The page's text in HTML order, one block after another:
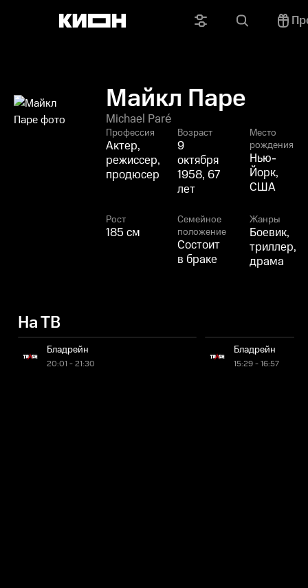
Майкл Паре
Michael Paré
Профессия
Актер,
режиссер,
продюсер
Возраст
9
октября
1958, 67
лет
Место
рождения
Нью-
Йорк,
США
Рост
185 см
Семейное
положение
Состоит
в браке
Жанры
Боевик,
триллер,
драма
На ТВ
Бладрейн
20:01 - 21:30
Бладрейн
15:29 - 16:57